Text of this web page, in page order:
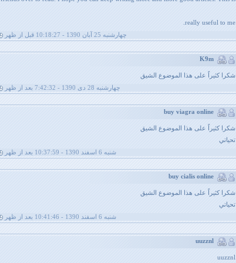
really useful to me.
چهارشنبه 25 آبان 1390 - 10:18:27 قبل از ظهر
شكرا كثيراً على هذا الموضوع الشيق
چهارشنبه 28 دی 1390 - 7:42:32 بعد از ظهر
شكرا كثيراً على هذا الموضوع الشيق
تحياتي
شنبه 6 اسفند 1390 - 10:37:59 بعد از ظهر
شكرا كثيراً على هذا الموضوع الشيق
تحياتي
شنبه 6 اسفند 1390 - 10:41:46 بعد از ظهر
uuzznl